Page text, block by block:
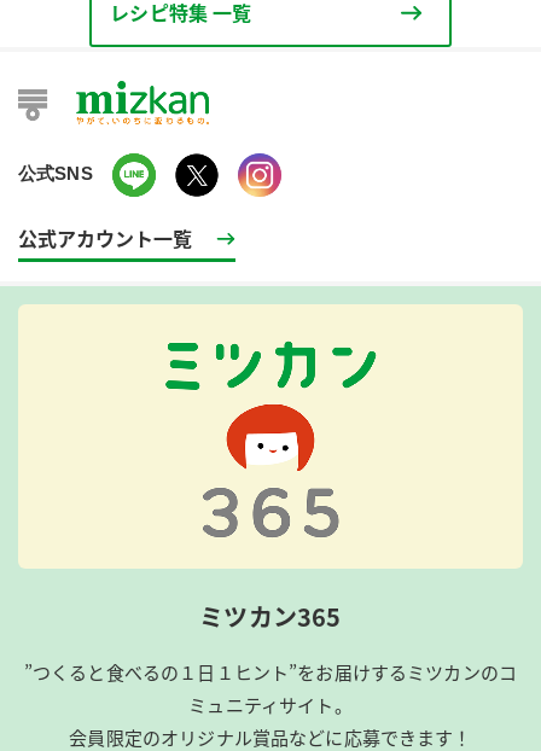
レシピ特集 一覧
公式SNS
公式アカウント一覧
ミツカン365
”つくると食べるの１日１ヒント”をお届けするミツカンのコ
ミュニティサイト。
会員限定のオリジナル賞品などに応募できます！